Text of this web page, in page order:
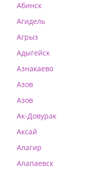
Абинск
Агидель
Агрыз
Адыгейск
Азнакаево
Азов
Азов
Ак-Довурак
Аксай
Алагир
Алапаевск